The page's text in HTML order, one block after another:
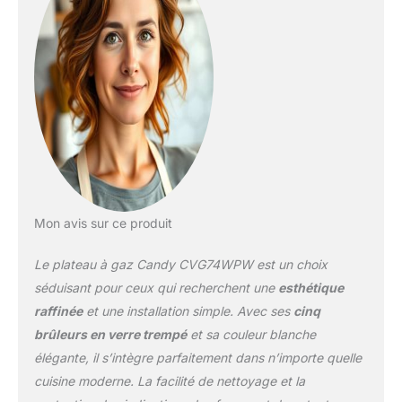
Particulièrement adapté
pour les poêles de
grande taille et permet de
cuisiner avec précision
tous les types de plats
Puissance totale : 12,5
kW Grilles en fonte pour
une meilleure
transmission de la
alimenté au gaz
méthane/possibilité
d'alimentation GPL
Dimensions (L x H x P) :
74,5 x 9,5 x 51 cm
Mon avis sur ce produit
Le plateau à gaz Candy CVG74WPW est un choix
séduisant pour ceux qui recherchent une esthétique
raffinéeet une installation simple. Avec ses cinq
brûleurs en verre trempéet sa couleur blanche
élégante, il s’intègre parfaitement dans n’importe quelle
cuisine moderne. La facilité de nettoyage et la